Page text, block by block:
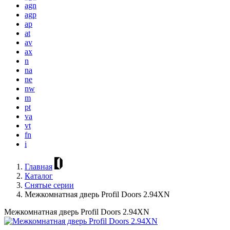
agn
agp
ap
at
av
ax
n
na
ne
nw
m
pt
va
vt
fn
i
Главная
Каталог
Снятые серии
Межкомнатная дверь Profil Doors 2.94XN
Межкомнатная дверь Profil Doors 2.94XN